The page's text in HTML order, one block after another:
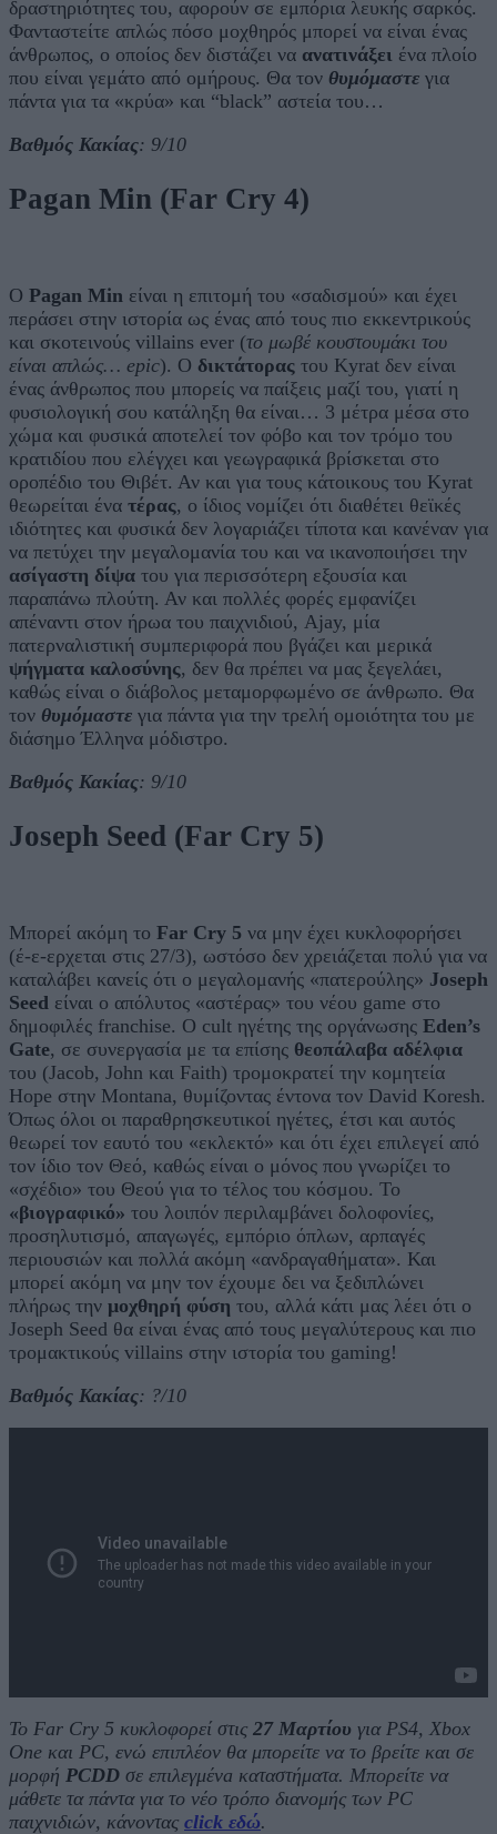
δραστηριότητες του, αφορούν σε εμπόρια λευκής σαρκός.
Φανταστείτε απλώς πόσο μοχθηρός μπορεί να είναι ένας
άνθρωπος, ο οποίος δεν διστάζει να ανατινάξει ένα πλοίο
που είναι γεμάτο από ομήρους. Θα τον θυμόμαστε για
πάντα για τα «κρύα» και “black” αστεία του…
Βαθμός Κακίας: 9/10
Pagan Min (Far Cry 4)
O Pagan Min είναι η επιτομή του «σαδισμού» και έχει
περάσει στην ιστορία ως ένας από τους πιο εκκεντρικούς
και σκοτεινούς villains ever (το μωβέ κουστουμάκι του
είναι απλώς… epic). Ο δικτάτορας του Kyrat δεν είναι
ένας άνθρωπος που μπορείς να παίξεις μαζί του, γιατί η
φυσιολογική σου κατάληξη θα είναι… 3 μέτρα μέσα στο
χώμα και φυσικά αποτελεί τον φόβο και τον τρόμο του
κρατιδίου που ελέγχει και γεωγραφικά βρίσκεται στο
οροπέδιο του Θιβέτ. Αν και για τους κάτοικους του Kyrat
θεωρείται ένα τέρας, o ίδιος νομίζει ότι διαθέτει θεϊκές
ιδιότητες και φυσικά δεν λογαριάζει τίποτα και κανέναν για
να πετύχει την μεγαλομανία του και να ικανοποιήσει την
ασίγαστη δίψα του για περισσότερη εξουσία και
παραπάνω πλούτη. Αν και πολλές φορές εμφανίζει
απέναντι στον ήρωα του παιχνιδιού, Ajay, μία
πατερναλιστική συμπεριφορά που βγάζει και μερικά
ψήγματα καλοσύνης, δεν θα πρέπει να μας ξεγελάει,
καθώς είναι ο διάβολος μεταμορφωμένο σε άνθρωπο. Θα
τον θυμόμαστε για πάντα για την τρελή ομοιότητα του με
διάσημο Έλληνα μόδιστρο.
Βαθμός Κακίας: 9/10
Joseph Seed (Far Cry 5)
Μπορεί ακόμη το Far Cry 5 να μην έχει κυκλοφορήσει
(έ-ε-ερχεται στις 27/3), ωστόσο δεν χρειάζεται πολύ για να
καταλάβει κανείς ότι ο μεγαλομανής «πατερούλης» Joseph
Seed είναι ο απόλυτος «αστέρας» του νέου game στο
δημοφιλές franchise. Ο cult ηγέτης της οργάνωσης Eden’s
Gate, σε συνεργασία με τα επίσης θεοπάλαβα αδέλφια
του (Jacob, John και Faith) τρομοκρατεί την κομητεία
Hope στην Montana, θυμίζοντας έντονα τον David Koresh.
Όπως όλοι οι παραθρησκευτικοί ηγέτες, έτσι και αυτός
θεωρεί τον εαυτό του «εκλεκτό» και ότι έχει επιλεγεί από
τον ίδιο τον Θεό, καθώς είναι ο μόνος που γνωρίζει το
«σχέδιο» του Θεού για το τέλος του κόσμου. Το
«βιογραφικό» του λοιπόν περιλαμβάνει δολοφονίες,
προσηλυτισμό, απαγωγές, εμπόριο όπλων, αρπαγές
περιουσιών και πολλά ακόμη «ανδραγαθήματα». Και
μπορεί ακόμη να μην τον έχουμε δει να ξεδιπλώνει
πλήρως την μοχθηρή φύση του, αλλά κάτι μας λέει ότι ο
Joseph Seed θα είναι ένας από τους μεγαλύτερους και πιο
τρομακτικούς villains στην ιστορία του gaming!
Βαθμός Κακίας: ?/10
Το Far Cry 5 κυκλοφορεί στις 27 Μαρτίου για PS4, Xbox
One και PC, ενώ επιπλέον θα μπορείτε να το βρείτε και σε
μορφή PCDD σε επιλεγμένa καταστήματα. Μπορείτε να
μάθετε τα πάντα για το νέο τρόπο διανομής των PC
παιχνιδιών, κάνοντας click εδώ.